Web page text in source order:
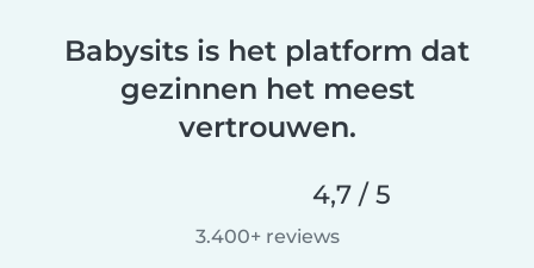
Babysits is het platform dat
gezinnen het meest
vertrouwen.
4,7 / 5
3.400+ reviews